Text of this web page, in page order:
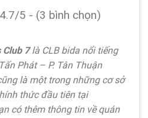
4.7/5 - (3 bình chọn)
Club 7là CLB bida nổi tiếng
Phát – P. Tân Thuận
là một trong những cơ sở
thức đầu tiên tại
có thêm thông tin về quán